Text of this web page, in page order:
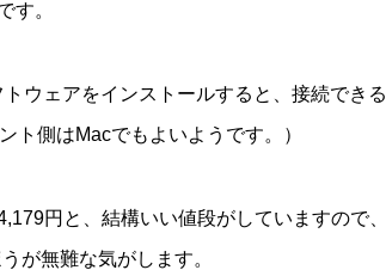
す。
ウェアをインストールすると、接続できる
ト側はMacでもよいようです。）
円と、結構いい値段がしていますので、
が無難な気がします。